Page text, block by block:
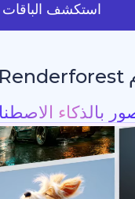
الباقات
بال